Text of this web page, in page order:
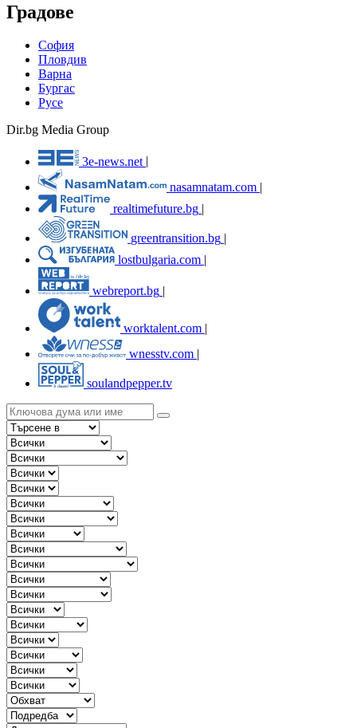
Градове
София
Пловдив
Варна
Бургас
Русе
Dir.bg Media Group
3e-news.net
nasamnatam.com |
realtimefuture.bg |
greentransition.bg |
lostbulgaria.com |
webreport.bg
worktalent.com |
wnesstv.com |
soulandpepper.tv